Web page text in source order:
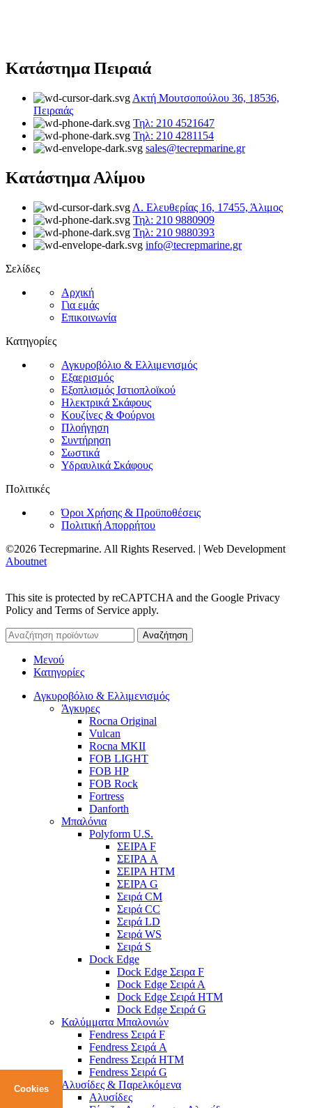
Κατάστημα Πειραιά
Ακτή Μουτσοπούλου 36, 18536,
Πειραιάς
Τηλ: 210 4521647
Τηλ: 210 4281154
sales@tecrepmarine.gr
Κατάστημα Αλίμου
Λ. Ελευθερίας 16, 17455, Άλιμος
Τηλ: 210 9880909
Τηλ: 210 9880393
info@tecrepmarine.gr
Σελίδες
Αρχική
Για εμάς
Επικοινωνία
Κατηγορίες
Αγκυροβόλιο & Ελλιμενισμός
Εξαερισμός
Εξοπλισμός Ιστιοπλοϊκού
Ηλεκτρικά Σκάφους
Κουζίνες & Φούρνοι
Πλοήγηση
Συντήρηση
Σωστικά
Υδραυλικά Σκάφους
Πολιτικές
Όροι Χρήσης & Προϋποθέσεις
Πολιτική Απορρήτου
©2026 Tecrepmarine. All Rights Reserved. | Web Development
Aboutnet
This site is protected by reCAPTCHA and the Google Privacy
Policy and Terms of Service apply.
Αναζήτηση
Μενού
Κατηγορίες
Αγκυροβόλιο & Ελλιμενισμός
Άγκυρες
Rocna Original
Vulcan
Rocna MKII
FOB LIGHT
FOB HP
FOB Rock
Fortress
Danforth
Μπαλόνια
Polyform U.S.
ΣΕΙΡΑ F
ΣΕΙΡΑ A
ΣΕΙΡΑ HTM
ΣΕΙΡΑ G
Σειρά CM
Σειρά CC
Σειρά LD
Σειρά WS
Σειρά S
Dock Edge
Dock Edge Σειρα F
Dock Edge Σειρά Α
Dock Edge Σειρά HTM
Dock Edge Σειρά G
Καλύμματα Μπαλονιών
Fendress Σειρά F
Fendress Σειρά A
Fendress Σειρά HTM
Fendress Σειρά G
Αλυσίδες & Παρελκόμενα
Αλυσίδες
Cookies